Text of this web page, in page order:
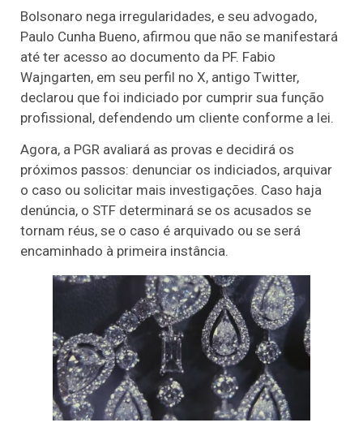
Bolsonaro nega irregularidades, e seu advogado,
Paulo Cunha Bueno, afirmou que não se manifestará
até ter acesso ao documento da PF. Fabio
Wajngarten, em seu perfil no X, antigo Twitter,
declarou que foi indiciado por cumprir sua função
profissional, defendendo um cliente conforme a lei.
Agora, a PGR avaliará as provas e decidirá os
próximos passos: denunciar os indiciados, arquivar
o caso ou solicitar mais investigações. Caso haja
denúncia, o STF determinará se os acusados se
tornam réus, se o caso é arquivado ou se será
encaminhado à primeira instância.